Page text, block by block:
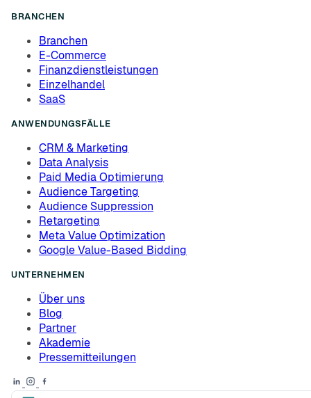
BRANCHEN
Branchen
E-Commerce
Finanzdienstleistungen
Einzelhandel
SaaS
ANWENDUNGSFÄLLE
CRM & Marketing
Data Analysis
Paid Media Optimierung
Audience Targeting
Audience Suppression
Retargeting
Meta Value Optimization
Google Value-Based Bidding
UNTERNEHMEN
Über uns
Blog
Partner
Akademie
Pressemitteilungen